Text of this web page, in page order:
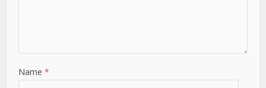
Name*